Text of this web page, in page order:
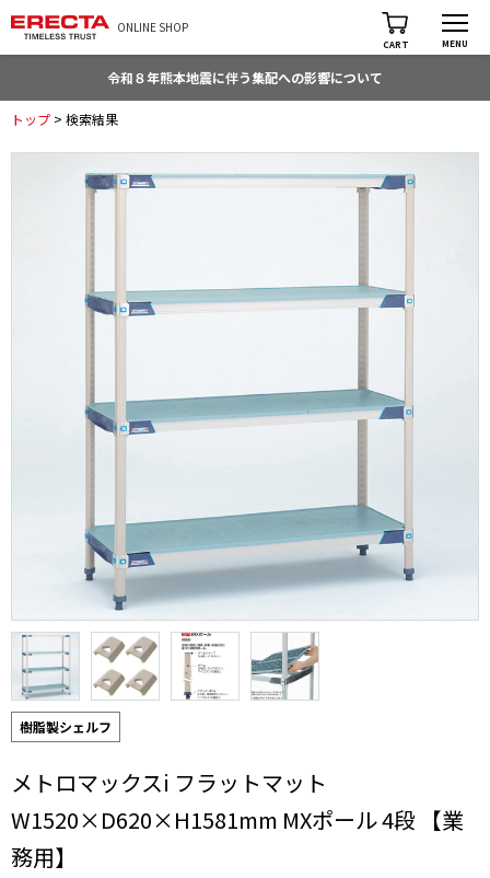
ONLINE SHOP
CART MENU
令和８年熊本地震に伴う集配への影響について
トップ > 検索結果
樹脂製シェルフ
メトロマックスi フラットマット
W1520×D620×H1581mm MXポール 4段 【業
務用】